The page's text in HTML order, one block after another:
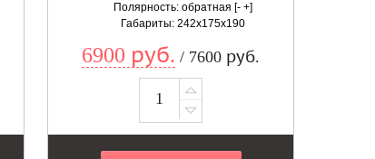
Полярность: обратная [- +]
Габариты: 242x175x190
6900 руб. / 7600 руб.